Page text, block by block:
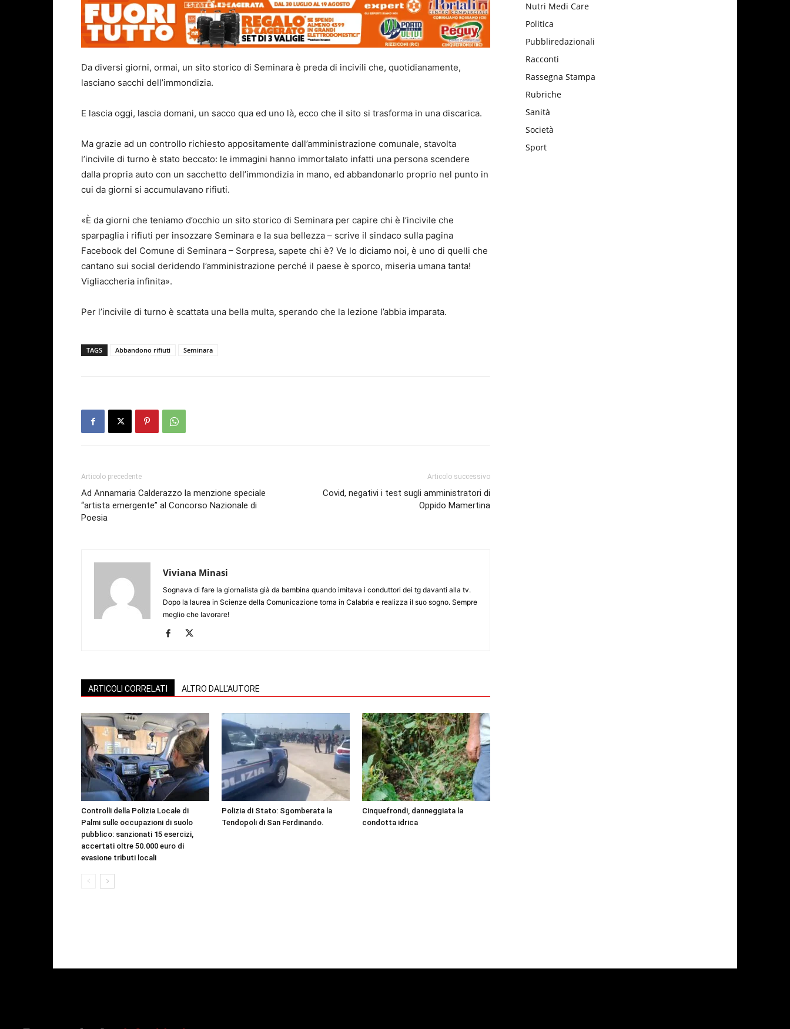
Da diversi giorni, ormai, un sito storico di Seminara è preda di incivili che, quotidianamente,
lasciano sacchi dell’immondizia.
E lascia oggi, lascia domani, un sacco qua ed uno là, ecco che il sito si trasforma in una discarica.
Ma grazie ad un controllo richiesto appositamente dall’amministrazione comunale, stavolta
l’incivile di turno è stato beccato: le immagini hanno immortalato infatti una persona scendere
dalla propria auto con un sacchetto dell’immondizia in mano, ed abbandonarlo proprio nel punto in
cui da giorni si accumulavano rifiuti.
«È da giorni che teniamo d’occhio un sito storico di Seminara per capire chi è l’incivile che
sparpaglia i rifiuti per insozzare Seminara e la sua bellezza – scrive il sindaco sulla pagina
Facebook del Comune di Seminara – Sorpresa, sapete chi è? Ve lo diciamo noi, è uno di quelli che
cantano sui social deridendo l’amministrazione perché il paese è sporco, miseria umana tanta!
Vigliaccheria infinita».
Per l’incivile di turno è scattata una bella multa, sperando che la lezione l’abbia imparata.
TAGS Abbandono rifiuti Seminara
Articolo precedente
Ad Annamaria Calderazzo la menzione speciale
“artista emergente” al Concorso Nazionale di
Poesia
Articolo successivo
Covid, negativi i test sugli amministratori di
Oppido Mamertina
Viviana Minasi
Sognava di fare la giornalista già da bambina quando imitava i conduttori dei tg davanti alla tv.
Dopo la laurea in Scienze della Comunicazione torna in Calabria e realizza il suo sogno. Sempre
meglio che lavorare!
ARTICOLI CORRELATI ALTRO DALL'AUTORE
Controlli della Polizia Locale di
Palmi sulle occupazioni di suolo
pubblico: sanzionati 15 esercizi,
accertati oltre 50.000 euro di
evasione tributi locali
Polizia di Stato: Sgomberata la
Tendopoli di San Ferdinando.
Cinquefrondi, danneggiata la
condotta idrica
Nutri Medi Care
Politica
Pubbliredazionali
Racconti
Rassegna Stampa
Rubriche
Sanità
Società
Sport